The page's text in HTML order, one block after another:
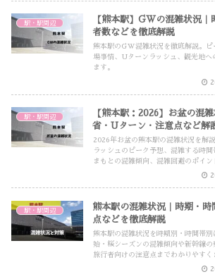
駅・駅周辺
【熊本駅】GWの混雑状況｜
者数などを徹底解説
熊本駅のGW混雑状況を徹底解説。ピ
場事情、Uターンラッシュ、観光地へ
ます。
駅・駅周辺
【熊本駅：2026】お盆の混
省・Uターン・注意点など解
2026年お盆の熊本駅の混雑状況を解
ラッシュのピーク予想、混雑する時間
まもとの混雑傾向、混雑回避のポイン
駅・駅周辺
熊本駅の混雑状況｜時期・
点などを徹底解説
熊本駅の混雑状況を時期別・時間帯
始・桜シーズンの混雑傾向や新幹線の
旅行者向けの注意点までわかりやすく